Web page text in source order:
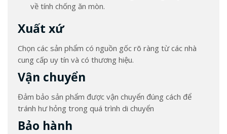
về tính chống ăn mòn.
Xuất xứ
Chọn các sản phẩm có nguồn gốc rõ ràng từ các nhà
cung cấp uy tín và có thương hiệu.
Vận chuyển
Đảm bảo sản phẩm được vận chuyển đúng cách để
tránh hư hỏng trong quá trình di chuyển
Bảo hành